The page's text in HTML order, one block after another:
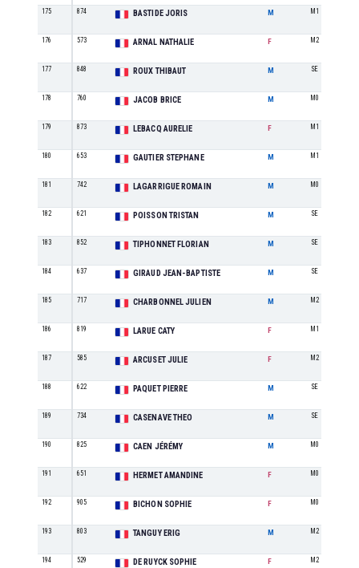
175 874 BASTIDE JORIS M M1
176 573 ARNAL NATHALIE F M2
177 848 ROUX THIBAUT M SE
178 760 JACOB BRICE M M0
179 873 LEBACQ AURELIE F M1
180 653 GAUTIER STEPHANE M M1
181 742 LAGARRIGUE ROMAIN M M0
182 621 POISSON TRISTAN M SE
183 852 TIPHONNET FLORIAN M SE
184 637 GIRAUD JEAN-BAPTISTE M SE
185 717 CHARBONNEL JULIEN M M2
186 819 LARUE CATY F M1
187 585 ARCUSET JULIE F M2
188 622 PAQUET PIERRE M SE
189 734 CASENAVE THEO M SE
190 825 CAEN JÉRÉMY M M0
191 651 HERMET AMANDINE F M0
192 905 BICHON SOPHIE F M0
193 803 TANGUY ERIG M M2
194 529 DE RUYCK SOPHIE F M2